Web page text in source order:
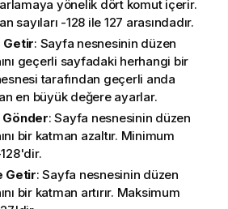
yönelik dört komut içerir.
sayıları -128 ile 127 arasındadır.
Getir: Sayfa nesnesinin düzen
geçerli sayfadaki herhangi bir
tarafından geçerli anda
en büyük değere ayarlar.
: Sayfa nesnesinin düzen
bir katman azaltır. Minimum
Getir: Sayfa nesnesinin düzen
bir katman artırır. Maksimum